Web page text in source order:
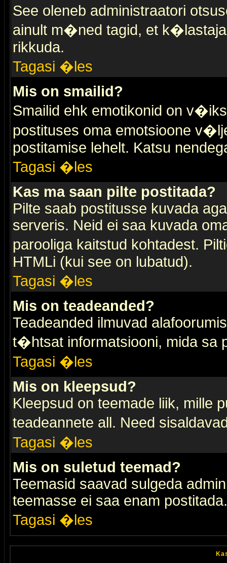
See oleneb administraatori
ainult m�ned tagid, et
rikkuda.
Tagasi �les
Mis on smailid?
Smailid ehk emotikonid on
postituses oma emotsioone
postitamise lehelt. Katsu
Tagasi �les
Kas ma saan pilte postitada?
Pilte saab postitusse kuvada
serveris. Neid ei saa kuvada
parooliga kaitstud kohtadest.
HTMLi (kui see on lubatud).
Tagasi �les
Mis on teadeanded?
Teadeanded ilmuvad
t�htsat informatsiooni, mida sa
Tagasi �les
Mis on kleepsud?
Kleepsud on teemade liik, mille
teadeannete all. Need
Tagasi �les
Mis on suletud teemad?
Teemasid saavad sulgeda
teemasse ei saa enam postitada.
Tagasi �les